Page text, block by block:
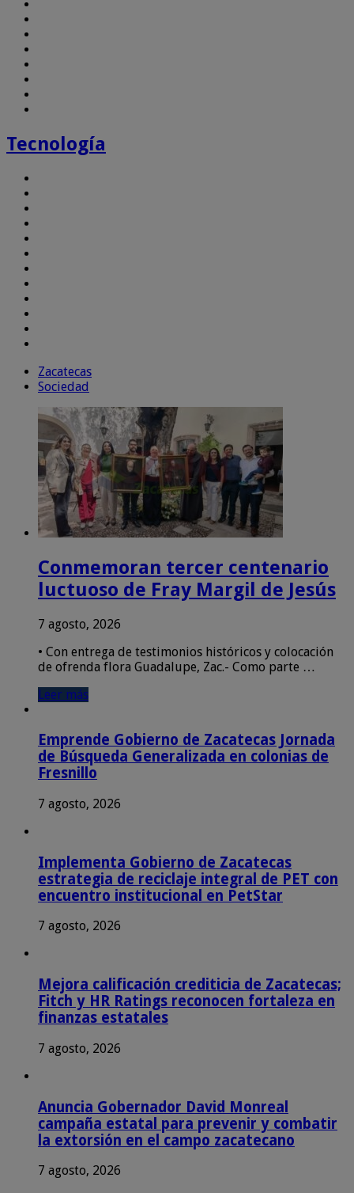
Tecnología
Zacatecas
Sociedad
Conmemoran tercer centenario
luctuoso de Fray Margil de Jesús
7 agosto, 2026
• Con entrega de testimonios históricos y colocación
de ofrenda flora Guadalupe, Zac.- Como parte …
Leer más
Emprende Gobierno de Zacatecas Jornada
de Búsqueda Generalizada en colonias de
Fresnillo
7 agosto, 2026
Implementa Gobierno de Zacatecas
estrategia de reciclaje integral de PET con
encuentro institucional en PetStar
7 agosto, 2026
Mejora calificación crediticia de Zacatecas;
Fitch y HR Ratings reconocen fortaleza en
finanzas estatales
7 agosto, 2026
Anuncia Gobernador David Monreal
campaña estatal para prevenir y combatir
la extorsión en el campo zacatecano
7 agosto, 2026